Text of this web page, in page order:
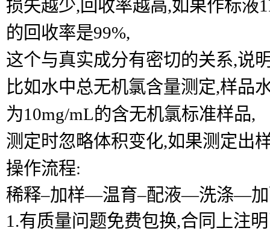
损失越少,回收率越高,如果作标液
的回收率是99%,
这个与真实成分有密切的关系,说
比如水中总无机氯含量测定,样品
为10mg/mL的含无机氯标准样品,
测定时忽略体积变化,如果测定出
操作流程:
稀释–加样―温育–配液―洗涤―
1.有质量问题免费包换,合同上注